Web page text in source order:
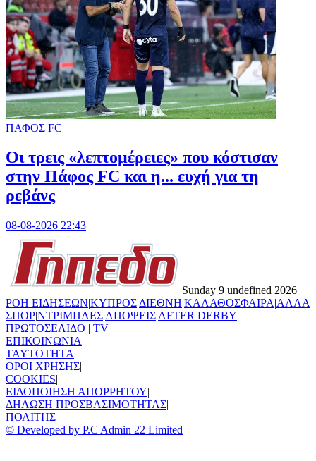
ΠΑΦΟΣ FC
Οι τρεις «λεπτομέρειες» που κόστισαν
στην Πάφος FC και η... ευχή για τη
ρεβάνς
08-08-2026 22:43
Sunday 9 undefined 2026
ΡΟΗ ΕΙΔΗΣΕΩΝ|ΚΥΠΡΟΣ|ΔΙΕΘΝΗ|ΚΑΛΑΘΟΣΦΑΙΡΑ|ΑΛΛΑ
ΣΠΟΡ|ΝΤΡΙΜΠΛΕΣ|ΑΠΟΨΕΙΣ|AFTER DERBY|
ΠΡΩΤΟΣΕΛΙΔΟ | TV
ΕΠΙΚΟΙΝΩΝΙΑ|
TAYTOTHTA|
ΟΡΟΙ ΧΡΗΣΗΣ|
COOKIES|
ΕΙΔΟΠΟΙΗΣΗ ΑΠΟΡΡΗΤΟΥ|
ΔΗΛΩΣΗ ΠΡΟΣΒΑΣΙΜΟΤΗΤΑΣ|
ΠΟΛΙΤΗΣ
© Developed by P.C Admin 22 Limited